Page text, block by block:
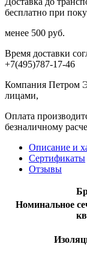
бесплатно при
менее 500 руб.
Время доставки
+7(495)787-17-46
Компания Петром
лицами,
Оплата
безналичному
Описание и
Сертификаты
Отзывы
Номинальное